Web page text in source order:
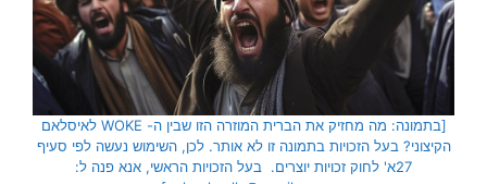
[בתמונה: מה מחזיק את הברית המוזרה הזו שבין ה- WOKE לאיסלאם
הקיצוני? בעל הזכויות בתמונה זו לא אותר. לכן, השימוש נעשה לפי סעיף
27א' לחוק זכויות יוצרים. בעל הזכויות הראשי, אנא פנה ל: